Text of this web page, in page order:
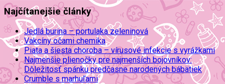
Najčítanejšie články
Jedlá burina – portulaka zeleninová
Vakcíny očami chemika
Piata a šiesta choroba – vírusové infekcie s vyrážkami
Najmenšie plienočky pre najmenších bojovníkov:
Dôležitosť spánku predčasne narodených bábätiek
Crumble s marhuľami